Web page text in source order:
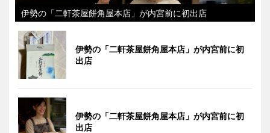
伊勢の「二軒茶屋餅角屋本店」が内宮前に初出店
伊勢の「二軒茶屋餅角屋本店」が内宮前に初
出店
伊勢の「二軒茶屋餅角屋本店」が内宮前に初
出店